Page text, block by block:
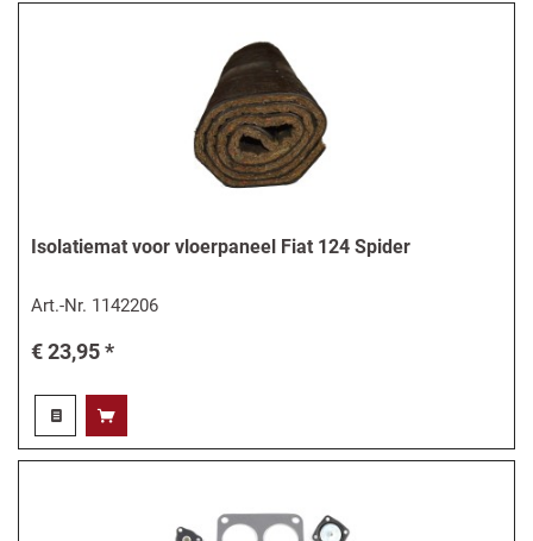
Isolatiemat voor vloerpaneel Fiat 124 Spider
Art.-Nr. 1142206
€ 23,95 *